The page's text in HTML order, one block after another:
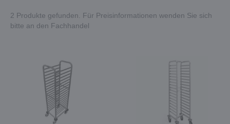
2 Produkte gefunden. Für Preisinformationen wenden Sie sich
bitte an den Fachhandel